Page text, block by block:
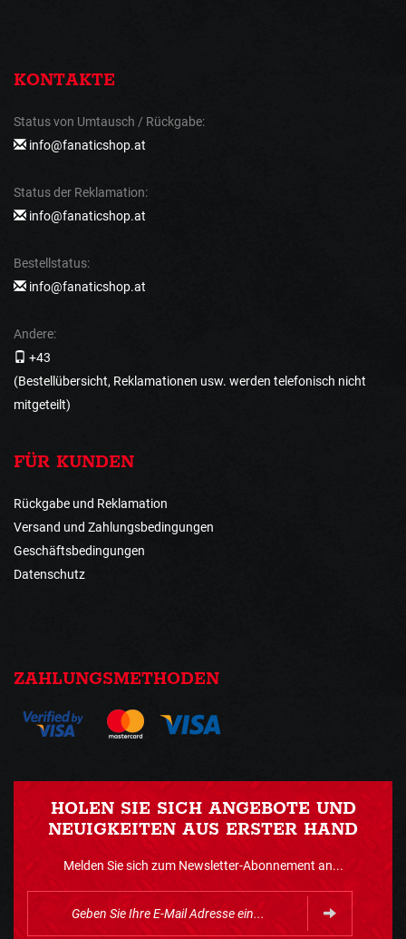
KONTAKTE
Status von Umtausch / Rückgabe:
info@fanaticshop.at
Status der Reklamation:
info@fanaticshop.at
Bestellstatus:
info@fanaticshop.at
Andere:
+43
(Bestellübersicht, Reklamationen usw. werden telefonisch nicht
mitgeteilt)
FÜR KUNDEN
Rückgabe und Reklamation
Versand und Zahlungsbedingungen
Geschäftsbedingungen
Datenschutz
ZAHLUNGSMETHODEN
HOLEN SIE SICH ANGEBOTE UND
NEUIGKEITEN AUS ERSTER HAND
Melden Sie sich zum Newsletter-Abonnement an...